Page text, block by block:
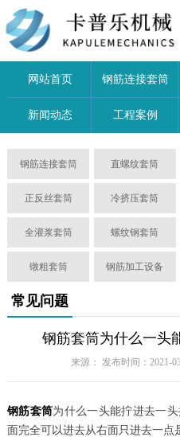
网站首页 钢筋连接套筒
新闻动态 工程案例
钢筋连接套筒 直螺纹套筒
正反丝套筒 冷挤压套筒
全灌浆套筒 螺纹钢套筒
镦粗套筒 钢筋加工设备
常见问题
钢筋套筒为什么一头
来源： 发布时间：2021-
钢筋套筒为什么一头能拧进去一
面完全可以进去从右面只进去一点